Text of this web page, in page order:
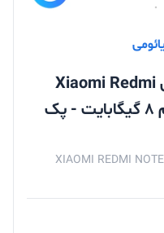
گوشی موبایل شیائومی مدل Xiaomi Redmi
Note 12 5G ظرفیت 256 رم 8 گیگابایت - پک
XIAOMI REDMI